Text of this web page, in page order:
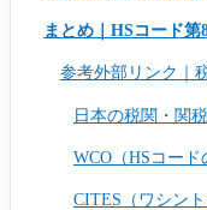
まとめ｜HSコード
参考外部リンク｜
日本の税関・関
WCO（HSコード
CITES（ワシン